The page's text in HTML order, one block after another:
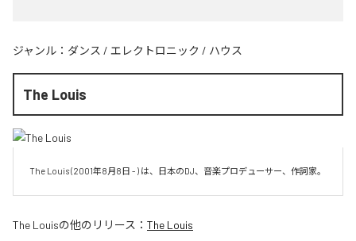
ジャンル： ダンス / エレクトロニック / ハウス
The Louis
The Louis (2001年8月8日 - ) は、日本のDJ、音楽プロデューサー、作詞家。
The Louisの他のリリース： The Louis